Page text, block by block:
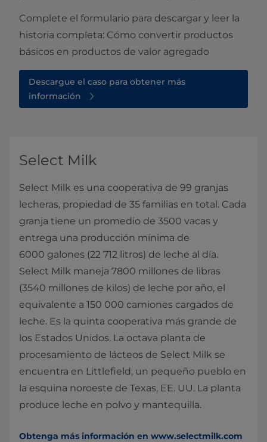
Complete el formulario para descargar y leer la
historia completa: Cómo convertir productos
básicos en productos de valor agregado
Descargue el caso para obtener más
información
Select Milk
Select Milk es una cooperativa de 99 granjas
lecheras, propiedad de 35 familias en total. Cada
granja tiene un promedio de 3500 vacas y
entrega una producción mínima de
6000 galones (22 712 litros) de leche al día.
Select Milk maneja 7800 millones de libras
(3540 millones de kilos) de leche por año, el
equivalente a 150 000 camiones cargados de
leche. Es la quinta cooperativa más grande de
los Estados Unidos. La octava planta de
procesamiento de lácteos de Select Milk se
encuentra en Littlefield, un pequeño pueblo en
la esquina noroeste de Texas, EE. UU. La planta
produce leche en polvo y mantequilla.
Obtenga más información en www.selectmilk.com